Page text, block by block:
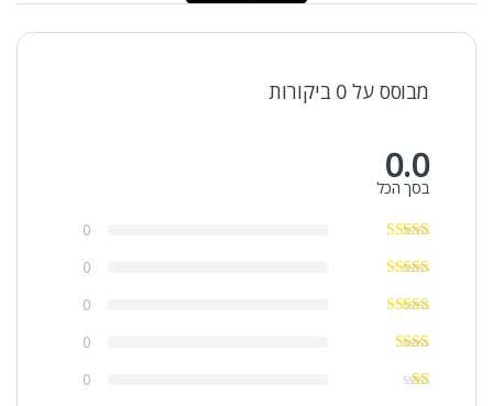
מבוסס על 0 ביקורות
0.0
בסך הכל
0
0
0
0
0